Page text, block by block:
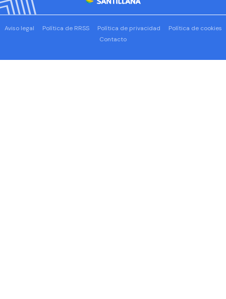
Aviso legal Política de RRSS Política de privacidad
Política de cookies
Contacto